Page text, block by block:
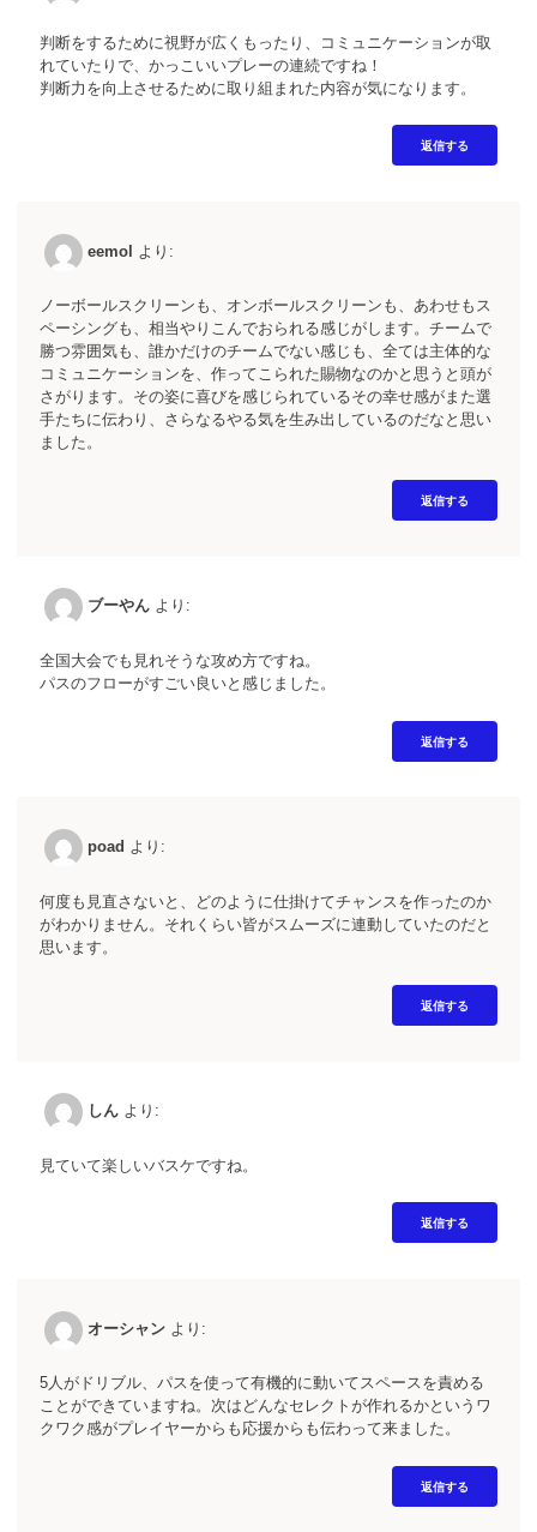
判断をするために視野が広くもったり、コミュニケーションが取
れていたりで、かっこいいプレーの連続ですね！
判断力を向上させるために取り組まれた内容が気になります。
返信する
eemol より:
ノーボールスクリーンも、オンボールスクリーンも、あわせもス
ペーシングも、相当やりこんでおられる感じがします。チームで
勝つ雰囲気も、誰かだけのチームでない感じも、全ては主体的な
コミュニケーションを、作ってこられた賜物なのかと思うと頭が
さがります。その姿に喜びを感じられているその幸せ感がまた選
手たちに伝わり、さらなるやる気を生み出しているのだなと思い
ました。
返信する
ブーやん より:
全国大会でも見れそうな攻め方ですね。
パスのフローがすごい良いと感じました。
返信する
poad より:
何度も見直さないと、どのように仕掛けてチャンスを作ったのか
がわかりません。それくらい皆がスムーズに連動していたのだと
思います。
返信する
しん より:
見ていて楽しいバスケですね。
返信する
オーシャン より:
5人がドリブル、パスを使って有機的に動いてスペースを責める
ことができていますね。次はどんなセレクトが作れるかというワ
クワク感がプレイヤーからも応援からも伝わって来ました。
返信する